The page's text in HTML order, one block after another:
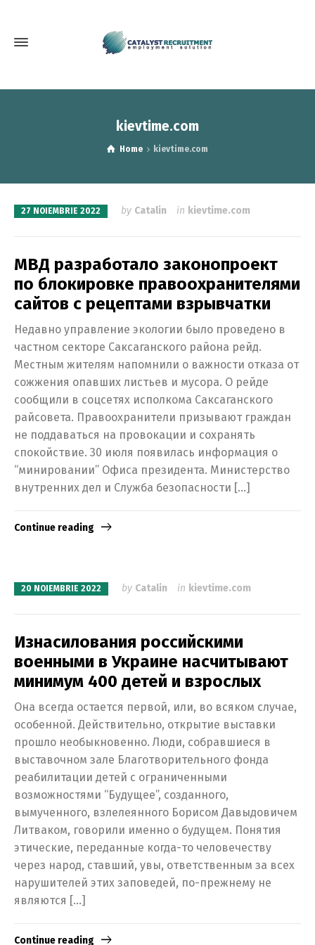
kievtime.com
Home kievtime.com
27 NOIEMBRIE 2022 by Catalin in kievtime.com
МВД разработало законопроект
по блокировке правоохранителями
сайтов с рецептами взрывчатки
Недавно управление экологии было проведено в
частном секторе Саксаганского района рейд.
Местным жителям напомнили о важности отказа от
сожжения опавших листьев и мусора. О рейде
сообщили в соцсетях исполкома Саксаганского
райсовета. Правоохранители призывают граждан
не поддаваться на провокации и сохранять
спокойствие. 30 июля появилась информация о
“минировании” Офиса президента. Министерство
внутренних дел и Служба безопасности […]
Continue reading
20 NOIEMBRIE 2022 by Catalin in kievtime.com
Изнасилования российскими
военными в Украине насчитывают
минимум 400 детей и взрослых
Она всегда остается первой, или, во всяком случае,
особенной. Действительно, открытие выставки
прошло необыкновенно. Люди, собравшиеся в
выставочном зале Благотворительного фонда
реабилитации детей с ограниченными
возможностями “Будущее”, созданного,
вымученного, взлелеянного Борисом Давыдовичем
Литваком, говорили именно о будущем. Понятия
этические, переданные когда-то человечеству
через народ, ставший, увы, ответственным за всех
нарушителей этих заповедей, по-прежнему не
являются […]
Continue reading